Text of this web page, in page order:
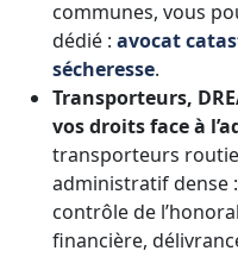
communes, vous
dédié : avocat
sécheresse.
Transporteurs,
vos droits face à
transporteurs
administratif dense
contrôle de
financière,